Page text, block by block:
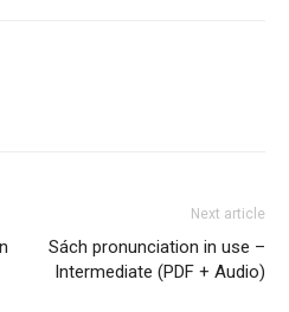
Next article
Sách pronunciation in use –
Intermediate (PDF + Audio)